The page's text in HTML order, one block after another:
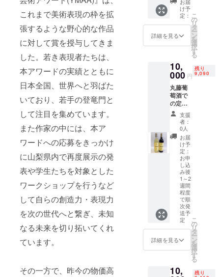
これまで美術表現の枠を拡
張するような野心的な作品
に対して賞を授与してきま
した。若き表現者たちは、
本アワードの実績とともに
日本全国、世界へと羽ばた
いており、若手の登竜門と
して注目を集めています。
また作家の中には、本ア
ワードへの応募をきっかけ
に山梨県内で再度展示の発
表や学生たちを対象とした
ワークショップを行うなど
して自らの創造力・表現力
を次の世代へと繋ぎ、未知
なる未来を切り拓いてくれ
ています。
その一方で、昨今の物価高
お届
け予
定：
詳細を見る
こ
の
リ
タ
ー
ン
を
選
択
す
る
10,
000 円
残り
9,090
丸藤葡
萄酒で
の定番
製品で
ある黄
色いラ
ベルの
ワイン
は、い
つ飲ん
でも同
じ味に
なるよ
うに
作って
いま
す。 赤
ワイン
の渋み
は少な
く、軽
い口当
で、普
支援
者：
0人
お届
け予
定：
お申
し込
み後
1～2
週間
程度
で順
次発
送予
定
詳細を見る
こ
の
リ
タ
ー
ン
を
選
択
す
る
10, 残り